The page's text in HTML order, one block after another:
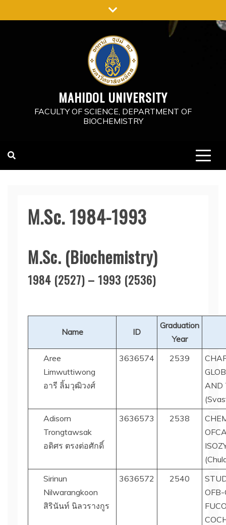
to
MAHIDOL UNIVERSITY
FACULTY OF SCIENCE, DEPARTMENT OF
BIOCHEMISTRY
M.Sc. 1984-1993
M.Sc. (Biochemistry)
1984 (2527) – 1993 (2536)
Name ID
Graduation
Year
Aree
Limwuttiwong
อารี ลิ้มวุฒิวงศ์
3636574 2539
AND
Adisorn
Trongtawsak
อดิศร ตรงต่อศักดิ์
3636573 2538
Sirinun
Nilwarangkoon
สิรินันท์ นิลวรางกูร
3636572 2540